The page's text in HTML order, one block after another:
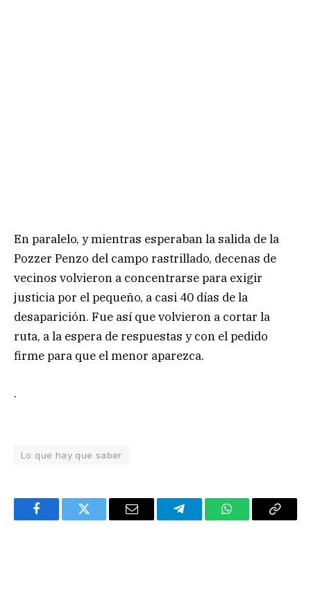
En paralelo, y mientras esperaban la salida de la
Pozzer Penzo del campo rastrillado, decenas de
vecinos volvieron a concentrarse para exigir
justicia por el pequeño, a casi 40 días de la
desaparición. Fue así que volvieron a cortar la
ruta, a la espera de respuestas y con el pedido
firme para que el menor aparezca.
.
Lo que hay que saber
FacebookTwitter Email TelegramWhatsAppCopy